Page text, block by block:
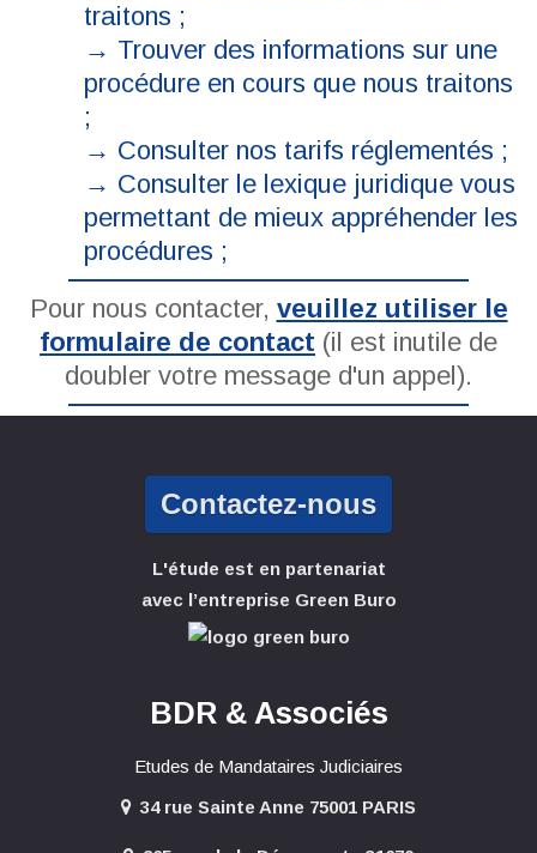
traitons ;
→ Trouver des informations sur une
procédure en cours que nous traitons
;
→ Consulter nos tarifs réglementés ;
→ Consulter le lexique juridique vous
permettant de mieux appréhender les
procédures ;
Pour nous contacter, veuillez utiliser le
formulaire de contact (il est inutile de
doubler votre message d'un appel).
Contactez-nous
L'étude est en partenariat
avec l’entreprise Green Buro
BDR & Associés
Etudes de Mandataires Judiciaires
34 rue Sainte Anne 75001 PARIS